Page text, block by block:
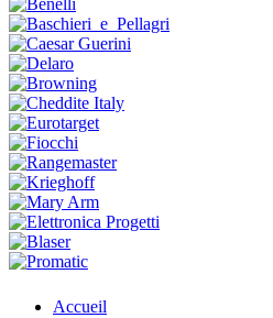
Accueil